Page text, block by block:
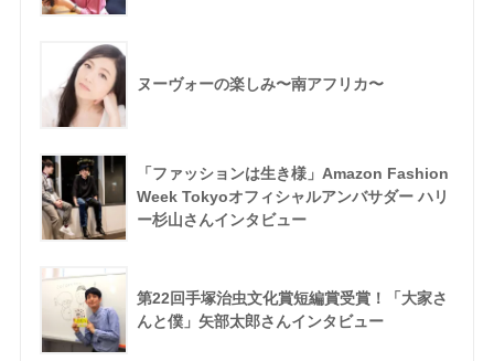
ヌーヴォーの楽しみ〜南アフリカ〜
「ファッションは生き様」Amazon Fashion
Week Tokyoオフィシャルアンバサダー ハリ
ー杉山さんインタビュー
第22回手塚治虫文化賞短編賞受賞！「大家さ
んと僕」矢部太郎さんインタビュー